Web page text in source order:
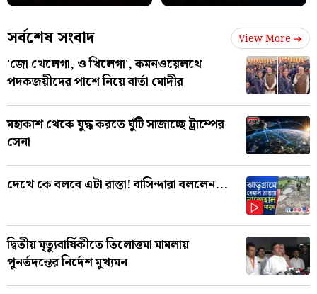
সর্বশেষ সংবাদ View More
'জো খেলেগা, ও খিলেগা', কমনওয়েলথে
পদকজয়ীদের পাশে নিয়ে বার্তা মোদীর
মহাকাশ থেকে যুদ্ধ করতে ঘুঁটি সাজাচ্ছে ট্রাম্পের
সেনা
দেখে কে বলবে এটা রাস্তা! বাসিন্দারা বললেন...
দ্বিতীয় মৃত্যুবার্ষিকীতে তিলোত্তমা মামলায়
পুনর্তদন্তের নির্দেশ মুখ্যমন